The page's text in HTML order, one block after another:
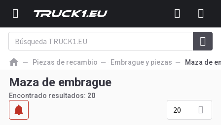
Piezas de recambio Embrague y piezas Maza de
Maza de embrague
Encontrado resultados: 20
20